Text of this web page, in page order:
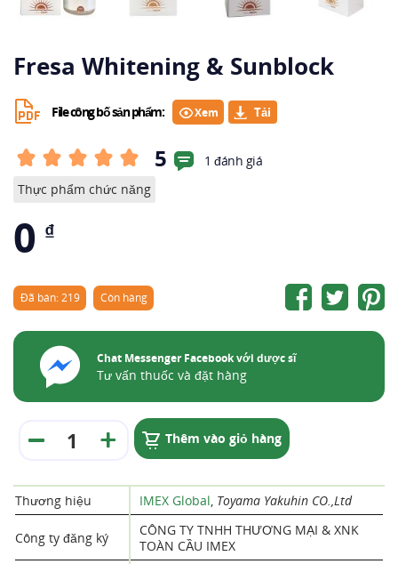
Fresa Whitening & Sunblock
File công bố sản phẩm: Xem
5
1 đánh giá
Thực phẩm chức năng
0 ₫
Đã bán: 219 Còn hàng
Chat Messenger Facebook với dược sĩ
Tư vấn thuốc và đặt hàng
Thêm vào giỏ hàng
Thương hiệu IMEX Global, Toyama Yakuhin CO.,Ltd
Công ty đăng ký
CÔNG TY TNHH THƯƠNG MẠI & XNK
TOÀN CẦU IMEX